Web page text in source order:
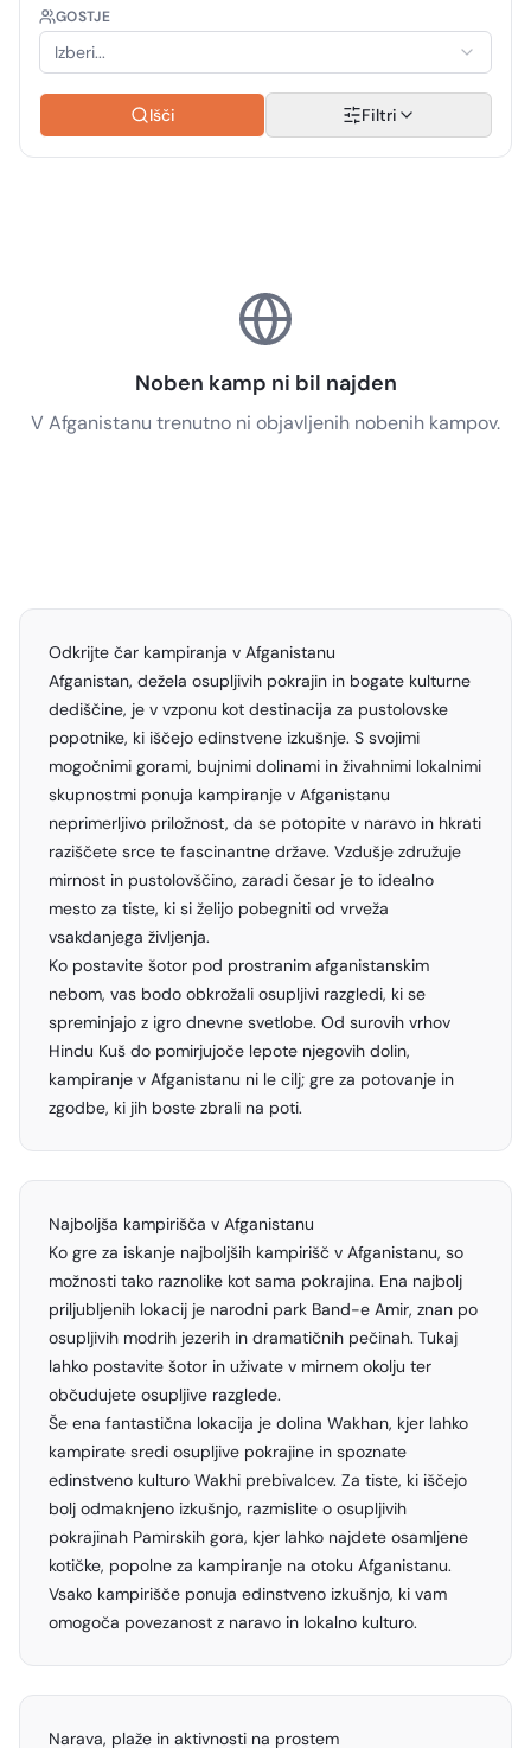
GOSTJE
Izberi...
Išči Filtri
Noben kamp ni bil najden
V Afganistanu trenutno ni objavljenih nobenih kampov.
Odkrijte čar kampiranja v Afganistanu
Afganistan, dežela osupljivih pokrajin in bogate kulturne
dediščine, je v vzponu kot destinacija za pustolovske
popotnike, ki iščejo edinstvene izkušnje. S svojimi
mogočnimi gorami, bujnimi dolinami in živahnimi lokalnimi
skupnostmi ponuja kampiranje v Afganistanu
neprimerljivo priložnost, da se potopite v naravo in hkrati
raziščete srce te fascinantne države. Vzdušje združuje
mirnost in pustolovščino, zaradi česar je to idealno
mesto za tiste, ki si želijo pobegniti od vrveža
vsakdanjega življenja.
Ko postavite šotor pod prostranim afganistanskim
nebom, vas bodo obkrožali osupljivi razgledi, ki se
spreminjajo z igro dnevne svetlobe. Od surovih vrhov
Hindu Kuš do pomirjujoče lepote njegovih dolin,
kampiranje v Afganistanu ni le cilj; gre za potovanje in
zgodbe, ki jih boste zbrali na poti.
Najboljša kampirišča v Afganistanu
Ko gre za iskanje najboljših kampirišč v Afganistanu, so
možnosti tako raznolike kot sama pokrajina. Ena najbolj
priljubljenih lokacij je narodni park Band-e Amir, znan po
osupljivih modrih jezerih in dramatičnih pečinah. Tukaj
lahko postavite šotor in uživate v mirnem okolju ter
občudujete osupljive razglede.
Še ena fantastična lokacija je dolina Wakhan, kjer lahko
kampirate sredi osupljive pokrajine in spoznate
edinstveno kulturo Wakhi prebivalcev. Za tiste, ki iščejo
bolj odmaknjeno izkušnjo, razmislite o osupljivih
pokrajinah Pamirskih gora, kjer lahko najdete osamljene
kotičke, popolne za kampiranje na otoku Afganistanu.
Vsako kampirišče ponuja edinstveno izkušnjo, ki vam
omogoča povezanost z naravo in lokalno kulturo.
Narava, plaže in aktivnosti na prostem